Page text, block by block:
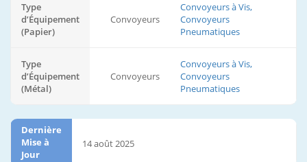
Type
d’Équipement
(Papier)
Convoyeurs
Convoyeurs à Vis,
Convoyeurs
Pneumatiques
Type
d’Équipement
(Métal)
Convoyeurs
Convoyeurs à Vis,
Convoyeurs
Pneumatiques
Dernière
Mise à
Jour
14 août 2025